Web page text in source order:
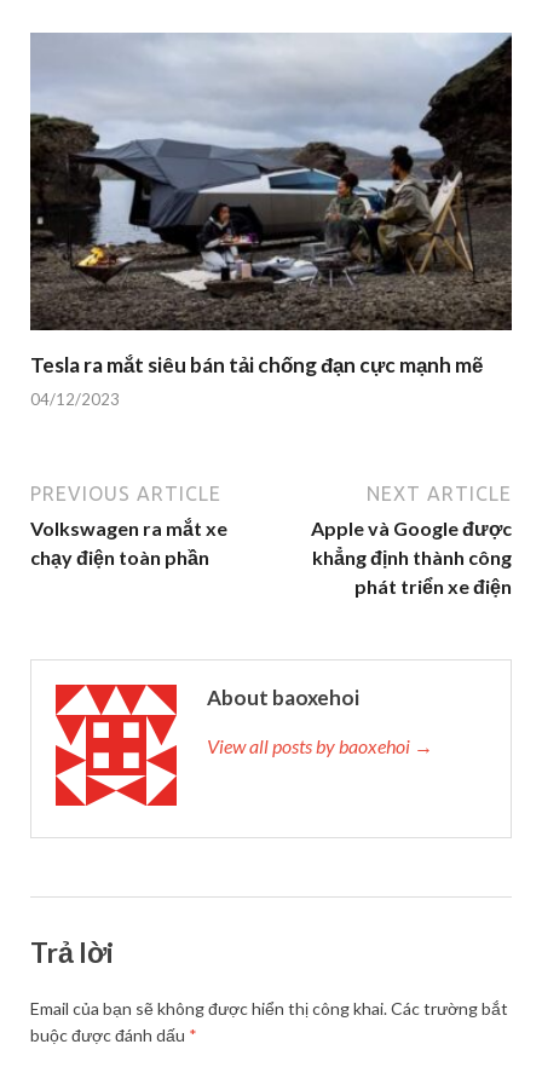
Tesla ra mắt siêu bán tải chống đạn cực mạnh mẽ
04/12/2023
PREVIOUS ARTICLE
Volkswagen ra mắt xe
chạy điện toàn phần
NEXT ARTICLE
Apple và Google được
khẳng định thành công
phát triển xe điện
About baoxehoi
View all posts by baoxehoi →
Trả lời
Email của bạn sẽ không được hiển thị công khai.Các trường bắt
buộc được đánh dấu *